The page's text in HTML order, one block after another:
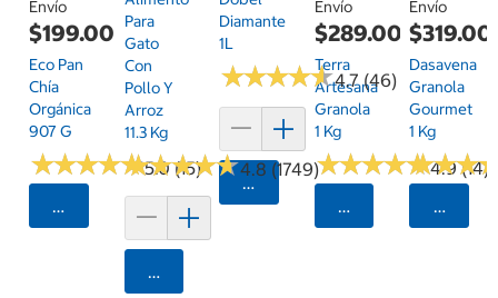
Envío
$199.00
Eco Pan
Chía
Orgánica
907 G
★★★★★
★★★★★5.0 (15)
Seleccionar Código Postal
Para
Gato
Con
Pollo Y
Arroz
11.3 Kg
★★★★★
★★★★★4.8 (1749)
Agregar
Diamante
1L
★★★★★
★★★★★4.7 (46)
Agregar
Envío
$289.00
Terra
Artesana
Granola
1 Kg
★★★★★
★★★★★4.9 (14)
Seleccionar
Envío
$319.00
Dasavena
Granola
Gourmet
1 Kg
★★★
★★★